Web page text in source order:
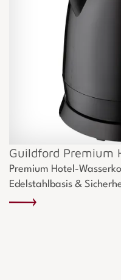
Guildford Premium
Premium Hotel-
Edelstahlbasis &